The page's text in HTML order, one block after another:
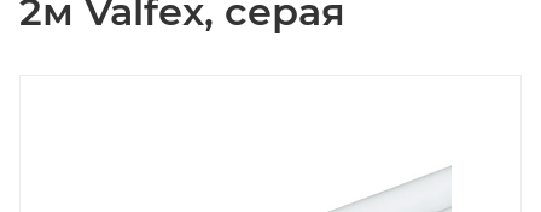
2м Valfex, серая